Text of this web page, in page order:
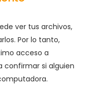
ver tus archivos,
Por lo tanto,
acceso a
confirmar si alguien